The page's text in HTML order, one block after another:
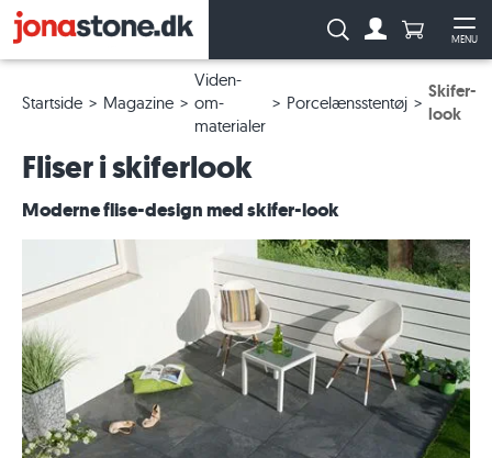
MENU
Søg: Antal
Startside Magazine
Viden-
om-
materialer
Porcelænsstentøj
Skifer-
look
Fliser i skiferlook
Moderne flise-design med skifer-look